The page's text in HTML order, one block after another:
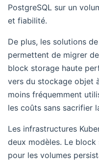
PostgreSQL sur un
et fiabilité.
De plus, les solutions de
permettent de migrer
block storage haute
vers du stockage objet
moins fréquemment
les coûts sans sacrifier
Les infrastructures
deux modèles. Le
pour les volumes